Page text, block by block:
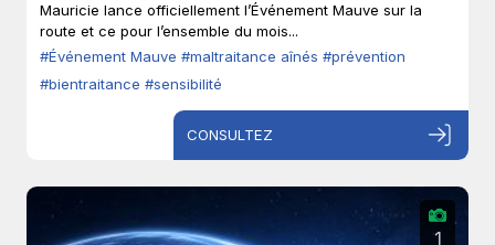
Mauricie lance officiellement l’Événement Mauve sur la
route et ce pour l’ensemble du mois...
#Événement Mauve #maltraitance aînés #prévention
#bientraitance #sensibilité
CONSULTEZ
1